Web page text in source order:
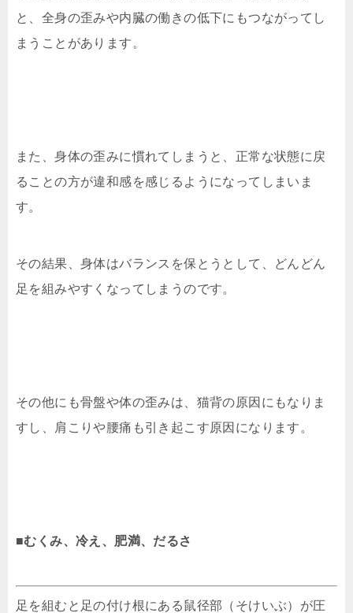
と、全身の歪みや内臓の働きの低下にもつながってし
まうことがあります。
また、身体の歪みに慣れてしまうと、正常な状態に戻
ることの方が違和感を感じるようになってしまいま
す。
その結果、身体はバランスを保とうとして、どんどん
足を組みやすくなってしまうのです。
その他にも骨盤や体の歪みは、猫背の原因にもなりま
すし、肩こりや腰痛も引き起こす原因になります。
■むくみ、冷え、肥満、だるさ
足を組むと足の付け根にある鼠径部（そけいぶ）が圧